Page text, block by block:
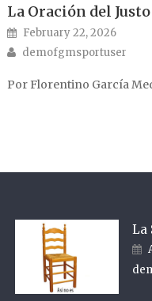
La Oración del Justo
Posted on
February 22, 2026
Author
demofgmsportuser
Por Florentino García
La